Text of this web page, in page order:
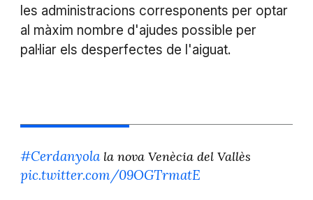
les administracions corresponents per optar
al màxim nombre d'ajudes possible per
pal·liar els desperfectes de l'aiguat.
#Cerdanyolala nova Venècia del Vallès
pic.twitter.com/09OGTrmatE